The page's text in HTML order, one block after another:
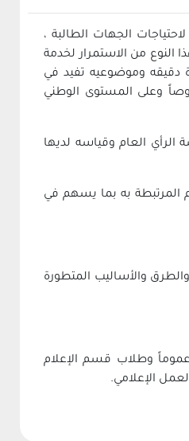
الجهات الطالبة ،
النوع من الاستمرار لخدمة
دقيقه وموضوعيه تفيد في
وعلى المستوى الوطني
العام وقياسه لديها
المرتبطة به بما يسهم في
والأساليب المتطورة
وطلاب قسم الإعلام
الإعلامي.